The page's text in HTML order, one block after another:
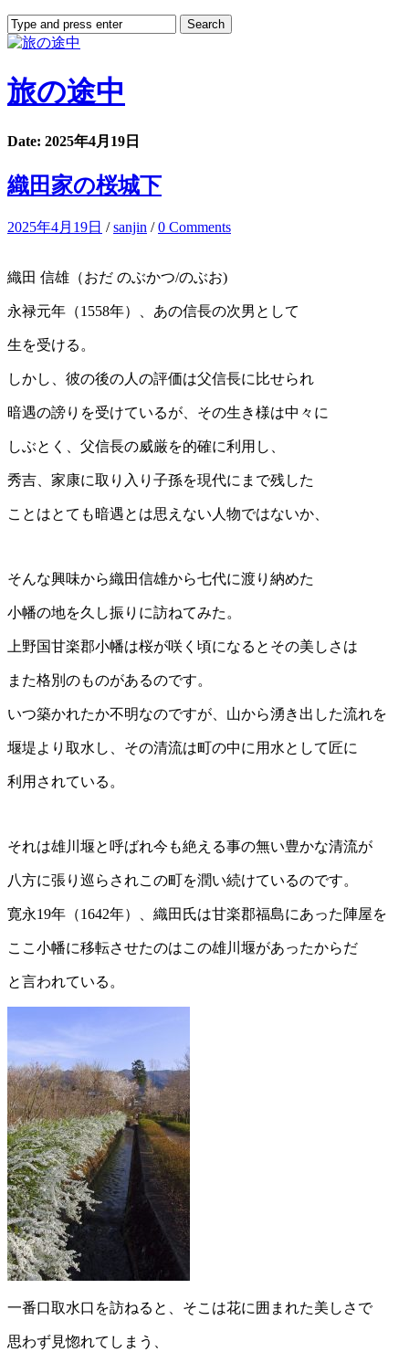
旅の途中
Date: 2025年4月19日
織田家の桜城下
2025年4月19日 /sanjin /0 Comments
織田 信雄（おだ のぶかつ/のぶお)
永禄元年（1558年）、あの信長の次男として
生を受ける。
しかし、彼の後の人の評価は父信長に比せられ
暗遇の謗りを受けているが、その生き様は中々に
しぶとく、父信長の威厳を的確に利用し、
秀吉、家康に取り入り子孫を現代にまで残した
ことはとても暗遇とは思えない人物ではないか、
そんな興味から織田信雄から七代に渡り納めた
小幡の地を久し振りに訪ねてみた。
上野国甘楽郡小幡は桜が咲く頃になるとその美しさは
また格別のものがあるのです。
いつ築かれたか不明なのですが、山から湧き出した流れを
堰堤より取水し、その清流は町の中に用水として匠に
利用されている。
それは雄川堰と呼ばれ今も絶える事の無い豊かな清流が
八方に張り巡らされこの町を潤い続けているのです。
寛永19年（1642年）、織田氏は甘楽郡福島にあった陣屋を
ここ小幡に移転させたのはこの雄川堰があったからだ
と言われている。
一番口取水口を訪ねると、そこは花に囲まれた美しさで
思わず見惚れてしまう、